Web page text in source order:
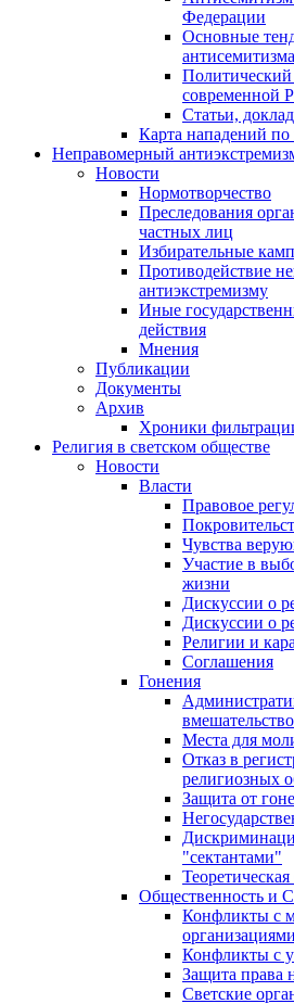
Федерации
Основные
современной
Статьи,
Карта нападений
Неправомерный
Новости
Нормотворчество
Преследования
частных лиц
Избирательные
Противодействие
антиэкстремизму
Иные
действия
Мнения
Публикации
Документы
Архив
Хроники
Религия в светском обществе
Новости
Власти
Правовое
Чувства
Участие в
жизни
Дискуссии о
Дискуссии о
Религии и
Соглашения
Гонения
вмешательство
Места для
Отказ в
религиозных
Защита от
"сектантами"
Теоретическая
Общественность и
Конфликты с
организациями
Конфликты с
Защита права
Светские